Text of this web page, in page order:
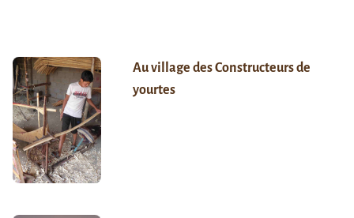
Au village des Constructeurs de
yourtes